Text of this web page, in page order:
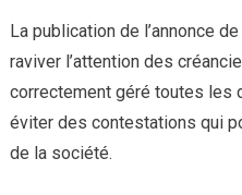
La publication de l’annonce
raviver l’attention des
correctement géré toutes les
éviter des contestations qui
de la société.